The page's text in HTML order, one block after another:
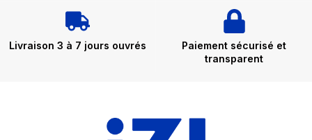
Livraison 3 à 7 jours ouvrés
Paiement sécurisé et
transparent